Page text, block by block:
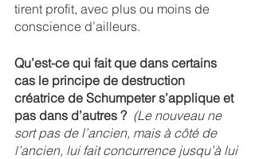
tirent profit, avec plus ou moins de
conscience d’ailleurs.
Qu’est-ce qui fait que dans certains
cas le principe de destruction
créatrice de Schumpeter s’applique et
pas dans d’autres ? (Le nouveau ne
sort pas de l’ancien, mais à côté de
l’ancien, lui fait concurrence jusqu’à lui